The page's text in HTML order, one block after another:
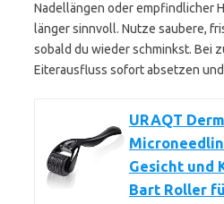
Nadellängen oder empfindlicher
länger sinnvoll. Nutze saubere,
sobald du wieder schminkst. Bei
Eiterausfluss sofort absetzen
URAQT
Gesicht und
Bart Roller